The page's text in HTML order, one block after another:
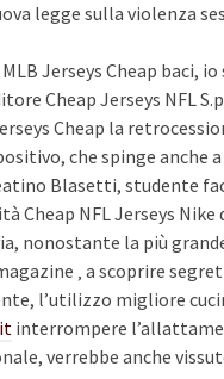
legge sulla violenza
Jerseys Cheap
Cheap Jerseys NFL
Cheap la
che spinge
Blasetti, studente
Cheap NFL Jerseys
nonostante la più
‚ a scoprire
l’utilizzo migliore
interrompere
verrebbe anche